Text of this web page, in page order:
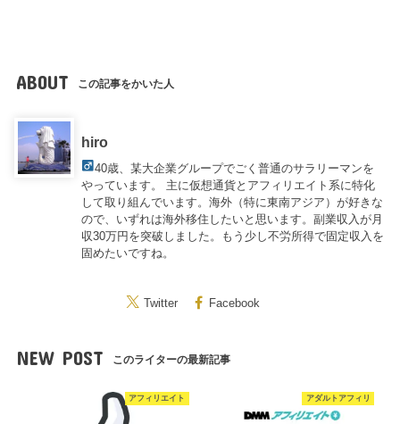
ABOUT この記事をかいた人
hiro
40歳、某大企業グループでごく普通のサラリーマンを
やっています。 主に仮想通貨とアフィリエイト系に特化
して取り組んでいます。海外（特に東南アジア）が好きな
ので、いずれは海外移住したいと思います。副業収入が月
収30万円を突破しました。もう少し不労所得で固定収入を
固めたいですね。
Twitter Facebook
NEW POST このライターの最新記事
アフィリエイト アダルトアフィリ